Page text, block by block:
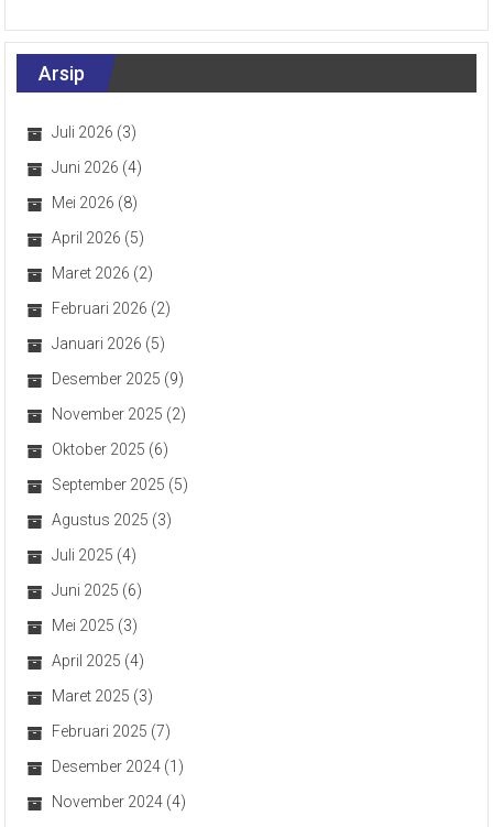
Arsip
Juli 2026 (3)
Juni 2026 (4)
Mei 2026 (8)
April 2026 (5)
Maret 2026 (2)
Februari 2026 (2)
Januari 2026 (5)
Desember 2025 (9)
November 2025 (2)
Oktober 2025 (6)
September 2025 (5)
Agustus 2025 (3)
Juli 2025 (4)
Juni 2025 (6)
Mei 2025 (3)
April 2025 (4)
Maret 2025 (3)
Februari 2025 (7)
Desember 2024 (1)
November 2024 (4)